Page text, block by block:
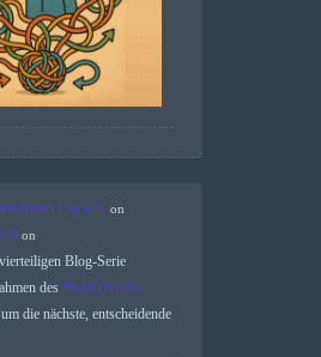
Smart City e.V. on
on
Blog-Serie
des #KNOWING
die nächste, entscheidende